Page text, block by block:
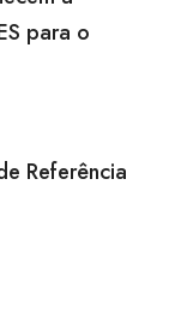
para o
Referência